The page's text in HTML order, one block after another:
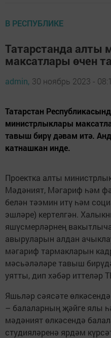
В РЕСПУБЛИКЕ
Татарстанда алты
максатлары өчен
admin, 30 ноябрь 2023 -
Татарстан
министрлыклары
тавыш бирү дәвам итә.
катнашкан инде.
Проектка алты
Мәдәният, Мәгариф һәм
белән тәэмин итү һәм
эшләре) кертелгән.
яшүсмерләрнең
авыруларын алдан
мәгариф тармакларын
мәсьәләләре тавыш
уятты, дип хәбәр
Яшьләр сәясәте
– балаларның җәйге ялы
мәдәният өлкәсендә
студияләренә ярдәм